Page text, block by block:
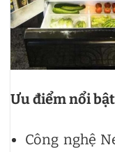
Ưu điểm nổi
Công nghệ